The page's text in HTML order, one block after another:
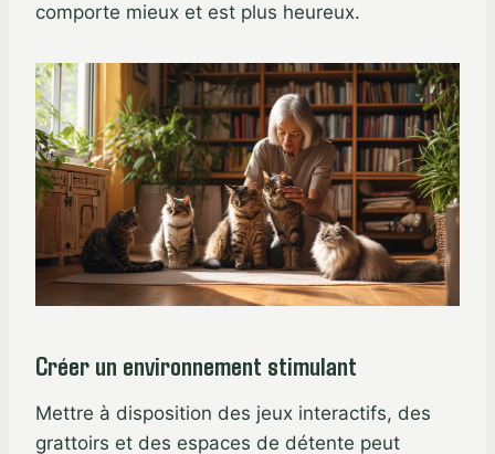
comporte mieux et est plus heureux.
Créer un environnement stimulant
Mettre à disposition des jeux interactifs, des
grattoirs et des espaces de détente peut